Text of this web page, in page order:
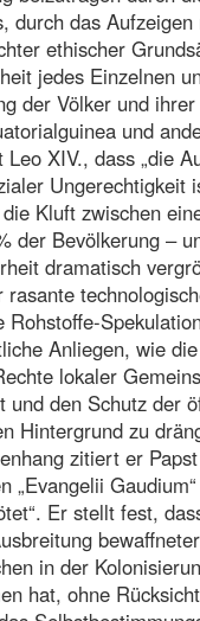
durch das
ethischer
jedes Einzelnen
der Völker und ihrer
und
XIV., dass „die
Ungerechtigkeit
Kluft zwischen
der Bevölkerung –
dramatisch
rasante
Rohstoffe-
Anliegen, wie
lokaler
und den Schutz der
Hintergrund zu
zitiert er
„Evangelii
Er stellt fest,
in der
hat, ohne